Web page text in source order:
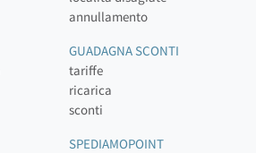
annullamento
GUADAGNA SCONTI
tariffe
ricarica
sconti
SPEDIAMOPOINT